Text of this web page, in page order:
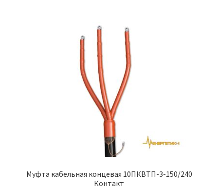
Муфта кабельная концевая 10ПКВТП-3-150/240
Контакт